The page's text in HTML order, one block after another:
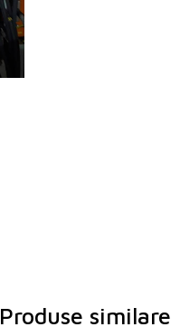
Produse similare